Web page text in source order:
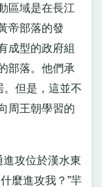
區域是在長江
帝部落的發
成型的政府組
部落。他們承
。但是，這並不
周王朝學習的
攻位於漢水東
麼進攻我？”羋